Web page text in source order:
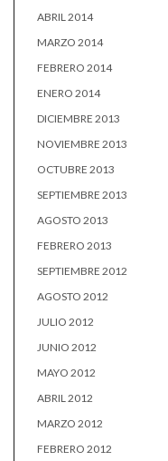
ABRIL 2014
MARZO 2014
FEBRERO 2014
ENERO 2014
DICIEMBRE 2013
NOVIEMBRE 2013
OCTUBRE 2013
SEPTIEMBRE 2013
AGOSTO 2013
FEBRERO 2013
SEPTIEMBRE 2012
AGOSTO 2012
JULIO 2012
JUNIO 2012
MAYO 2012
ABRIL 2012
MARZO 2012
FEBRERO 2012